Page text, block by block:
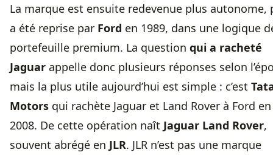
La marque est ensuite redevenue plus autonome,
a été reprise par Ford en 1989, dans une logique
portefeuille premium. La question qui a racheté
Jaguar appelle donc plusieurs réponses selon
mais la plus utile aujourd’hui est simple : c’est
Motors qui rachète Jaguar et Land Rover à Ford en
2008. De cette opération naît Jaguar Land Rover,
souvent abrégé en JLR. JLR n’est pas une marque